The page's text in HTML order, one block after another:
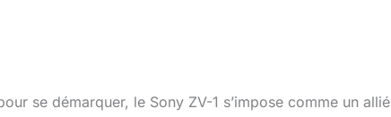
se démarquer, le Sony ZV-1 s’impose comme un allié